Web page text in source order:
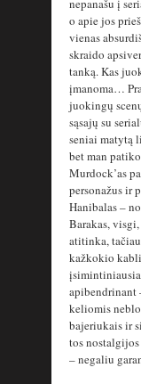
o apie jos
vienas
skraido
tanką. Kas
įmanoma…
juokingų
sąsajų su
seniai matytą
bet man
Murdock’as
personažus ir
Hanibalas –
Barakas,
atitinka,
kažkokio
apibendrinant
keliomis
bajeriukais ir
tos
– negaliu